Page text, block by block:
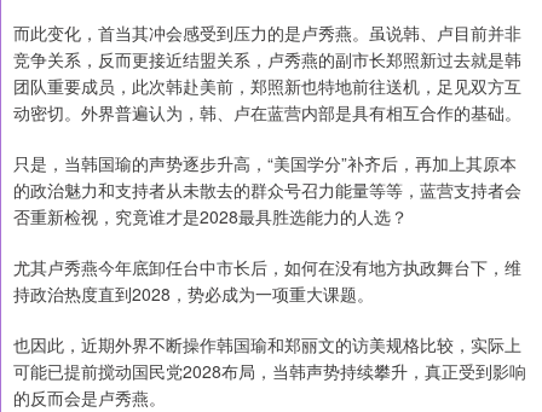
而此变化，首当其冲会感受到压力的是卢秀燕。虽说韩、卢目前并非
竞争关系，反而更接近结盟关系，卢秀燕的副市长郑照新过去就是韩
团队重要成员，此次韩赴美前，郑照新也特地前往送机，足见双方互
动密切。外界普遍认为，韩、卢在蓝营内部是具有相互合作的基础。
只是，当韩国瑜的声势逐步升高，“美国学分”补齐后，再加上其原本
的政治魅力和支持者从未散去的群众号召力能量等等，蓝营支持者会
否重新检视，究竟谁才是2028最具胜选能力的人选？
尤其卢秀燕今年底卸任台中市长后，如何在没有地方执政舞台下，维
持政治热度直到2028，势必成为一项重大课题。
也因此，近期外界不断操作韩国瑜和郑丽文的访美规格比较，实际上
可能已提前搅动国民党2028布局，当韩声势持续攀升，真正受到影响
的反而会是卢秀燕。